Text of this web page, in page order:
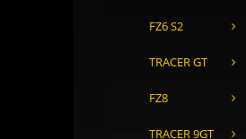
FZ6 S2
TRACER GT
FZ8
TRACER 9GT